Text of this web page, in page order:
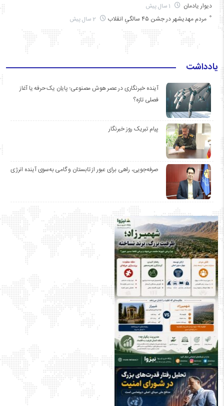
دیوار یادمان
مردم مهدیشهر در جشن ۴۵ سالگیِ انقلاب
یادداشت
آینده خبرنگاری در عصر هوش مصنوعی؛ پایان یک حرفه یا آغاز
فصلی تازه؟
پیام تبریک روز خبرنگار
صرفه‌جویی، راهی برای عبور از تابستان و گامی به‌سوی آینده انرژی